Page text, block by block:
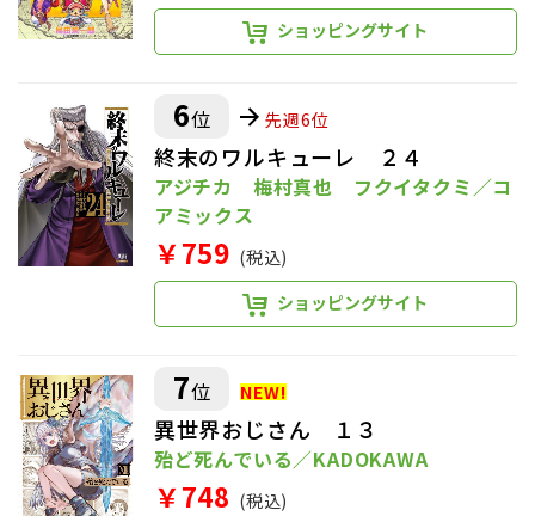
ショッピングサイト
6位 先週6位
終末のワルキューレ ２４
アジチカ 梅村真也 フクイタクミ／コ
アミックス
￥759 (税込)
ショッピングサイト
7位
異世界おじさん １３
殆ど死んでいる／KADOKAWA
￥748 (税込)